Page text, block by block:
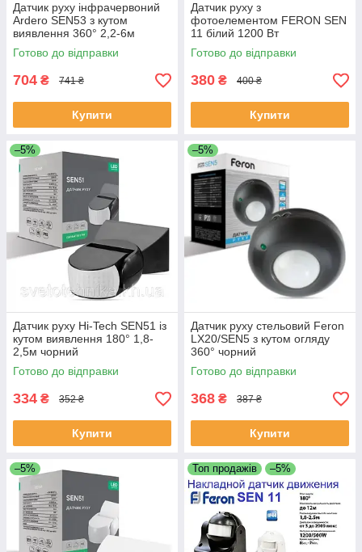
Датчик руху інфрачервоний
Ardero SEN53 з кутом
виявлення 360° 2,2-6м
чорний
Готово до відправки
704 ₴ 741 ₴
Купити
Датчик руху з
фотоелементом FERON SEN
11 білий 1200 Вт
Готово до відправки
380 ₴ 400 ₴
Купити
–5%
Датчик руху Hi-Tech SEN51 із
кутом виявлення 180° 1,8-
2,5м чорний
Готово до відправки
334 ₴ 352 ₴
Купити
–5%
Датчик руху стельовий Feron
LX20/SEN5 з кутом огляду
360° чорний
Готово до відправки
368 ₴ 387 ₴
Купити
–5% Топ продажів –5%